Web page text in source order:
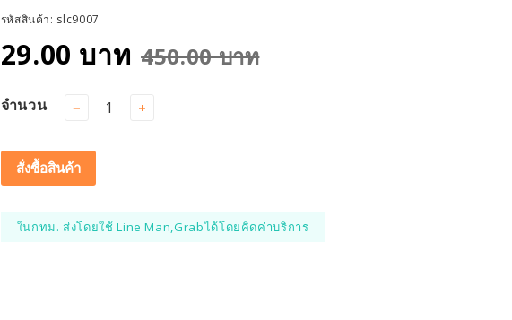
รหัสสินค้า: slc9007
29.00 บาท 450.00 บาท
จำนวน − +
สั่งซื้อสินค้า
ในกทม. ส่งโดยใช้ Line Man,Grabได้โดยคิดค่าบริการ